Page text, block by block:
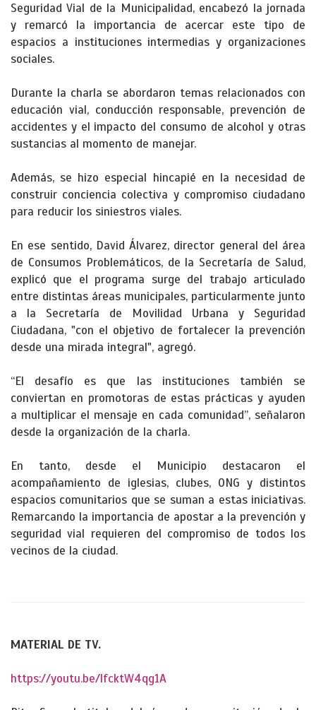
Seguridad Vial de la Municipalidad, encabezó la jornada
y remarcó la importancia de acercar este tipo de
espacios a instituciones intermedias y organizaciones
sociales.
Durante la charla se abordaron temas relacionados con
educación vial, conducción responsable, prevención de
accidentes y el impacto del consumo de alcohol y otras
sustancias al momento de manejar.
Además, se hizo especial hincapié en la necesidad de
construir conciencia colectiva y compromiso ciudadano
para reducir los siniestros viales.
En ese sentido, David Álvarez, director general del área
de Consumos Problemáticos, de la Secretaría de Salud,
explicó que el programa surge del trabajo articulado
entre distintas áreas municipales, particularmente junto
a la Secretaría de Movilidad Urbana y Seguridad
Ciudadana, "con el objetivo de fortalecer la prevención
desde una mirada integral", agregó.
“El desafío es que las instituciones también se
conviertan en promotoras de estas prácticas y ayuden
a multiplicar el mensaje en cada comunidad”, señalaron
desde la organización de la charla.
En tanto, desde el Municipio destacaron el
acompañamiento de iglesias, clubes, ONG y distintos
espacios comunitarios que se suman a estas iniciativas.
Remarcando la importancia de apostar a la prevención y
seguridad vial requieren del compromiso de todos los
vecinos de la ciudad.
MATERIAL DE TV.
https://youtu.be/lfcktW4qg1A